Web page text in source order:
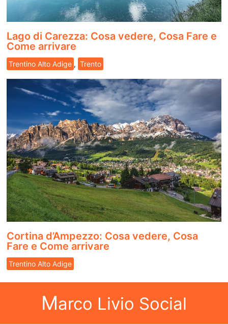
Lago di Carezza: Cosa vedere, Cosa Fare e
Come arrivare
Trentino Alto Adige , Trento
Cortina d’Ampezzo: Cosa vedere, Cosa
Fare e Come arrivare
Trentino Alto Adige
Marco Livio Social